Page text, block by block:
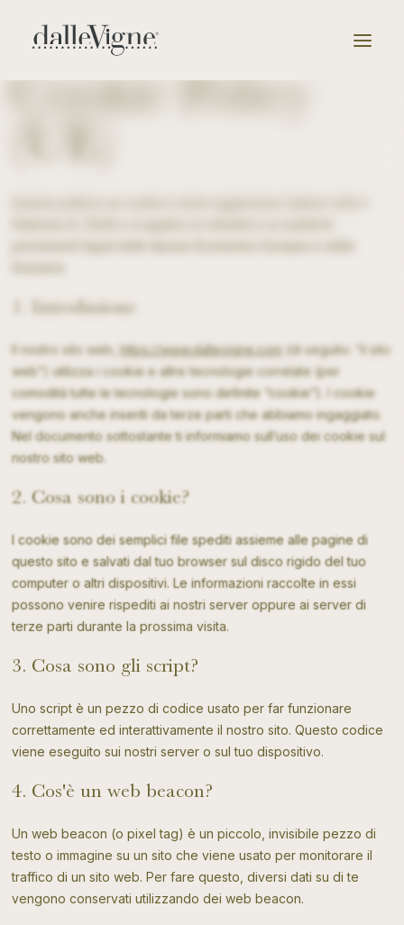
News & Eventi
Cookie Policy
1. Introduzione
Il nostro sito web, https://www.dallevigne.com (di seguito: “il sito
web”) utilizza i cookie e altre tecnologie correlate (per
comodità tutte le tecnologie sono definite “cookie”). I cookie
vengono anche inseriti da terze parti che abbiamo ingaggiato.
Nel documento sottostante ti informiamo sull’uso dei cookie sul
nostro sito web.
2. Cosa sono i cookie?
I cookie sono dei semplici file spediti assieme alle pagine di
questo sito e salvati dal tuo browser sul disco rigido del tuo
computer o altri dispositivi. Le informazioni raccolte in essi
possono venire rispediti ai nostri server oppure ai server di
terze parti durante la prossima visita.
3. Cosa sono gli script?
Uno script è un pezzo di codice usato per far funzionare
correttamente ed interattivamente il nostro sito. Questo codice
viene eseguito sui nostri server o sul tuo dispositivo.
4. Cos'è un web beacon?
Un web beacon (o pixel tag) è un piccolo, invisibile pezzo di
testo o immagine su un sito che viene usato per monitorare il
traffico di un sito web. Per fare questo, diversi dati su di te
vengono conservati utilizzando dei web beacon.